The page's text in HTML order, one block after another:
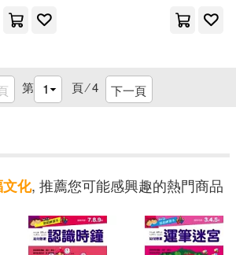
第 頁 ⁄4 下一頁
化, 推薦您可能感興趣的熱門商品